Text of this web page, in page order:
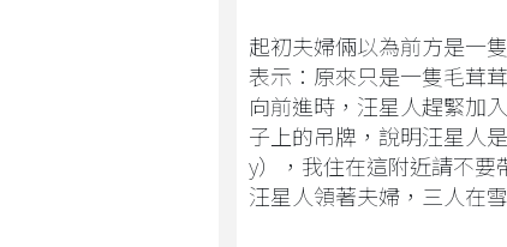
起初夫婦倆以為前方是一
表示：原來只是一隻毛茸
向前進時，汪星人趕緊加
子上的吊牌，說明汪星人
y），我住在這附近請不
汪星人領著夫婦，三人在